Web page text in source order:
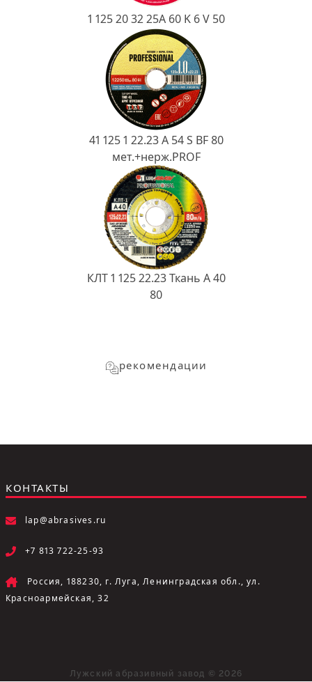
1 125 20 32 25А 60 K 6 V 50
41 125 1 22.23 A 54 S BF 80
мет.+нерж.PROF
КЛТ 1 125 22.23 Ткань A 40
80
рекомендации
КОНТАКТЫ
lap@abrasives.ru
+7 813 722-25-93
Россия, 188230, г. Луга, Ленинградская обл., ул.
Красноармейская, 32
Лужский абразивный завод © 2026